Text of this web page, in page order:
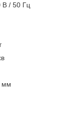
В / 50 Гц
мм